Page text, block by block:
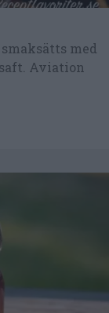
med
Aviation